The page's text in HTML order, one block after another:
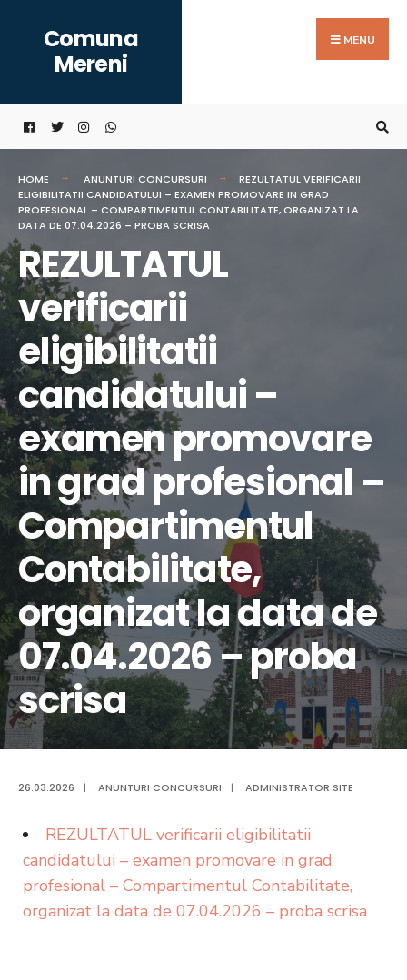
content
Comuna
Mereni
MENU
HOME ANUNTURI CONCURSURI
REZULTATUL VERIFICARII
ELIGIBILITATII CANDIDATULUI – EXAMEN PROMOVARE IN GRAD
PROFESIONAL – COMPARTIMENTUL CONTABILITATE, ORGANIZAT LA
DATA DE 07.04.2026 – PROBA SCRISA
REZULTATUL
verificarii
eligibilitatii
candidatului –
examen promovare
in grad profesional –
Compartimentul
Contabilitate,
organizat la data de
07.04.2026 – proba
scrisa
26.03.2026 | ANUNTURI CONCURSURI | ADMINISTRATOR SITE
REZULTATUL verificarii eligibilitatii
candidatului – examen promovare in grad
profesional – Compartimentul Contabilitate,
organizat la data de 07.04.2026 – proba scrisa
for: